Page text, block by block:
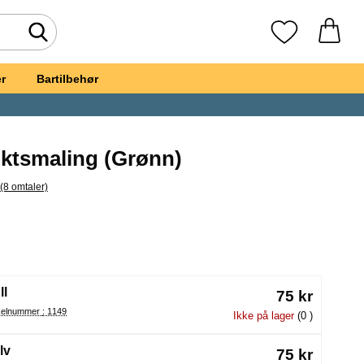
Søk Mine favoritter
Bartilbehør
(Grønn)
alle omtaler
(8 omtaler)
en ny radioknapp vil laste inn siden på
Artikelnummer : 1149
75 kr
Ikke på lager(0 )
75 kr